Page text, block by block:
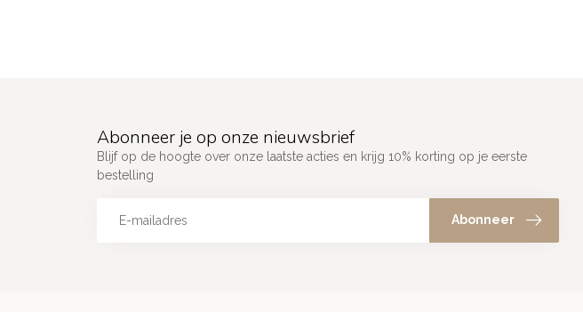
Abonneer je op onze nieuwsbrief
Blijf op de hoogte over onze laatste acties en krijg 10% korting op je eerste
bestelling
Abonneer